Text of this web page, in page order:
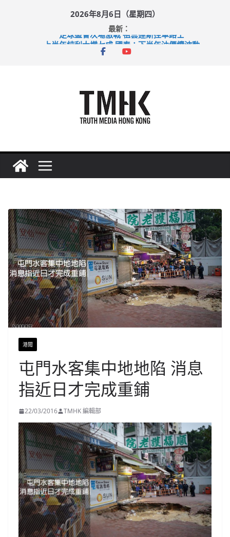
2026年8月6日（星期四）
最新：
足球盛會次場激戰 祖雲達斯挫車路士
上半年純利大增七成 國泰：下半年油價續波動
港聞
屯門水客集中地地陷 消息
指近日才完成重鋪
22/03/2016 TMHK 編輯部